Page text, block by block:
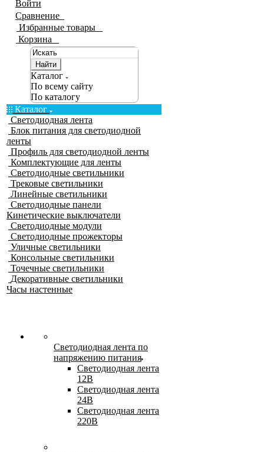
Войти
Сравнение
Избранные товары
Корзина
Найти
Каталог
По всему сайту
По каталогу
Каталог
Светодиодная лента
Блок питания для светодиодной
ленты
Профиль для светодиодной ленты
Комплектующие для ленты
Светодиодные светильники
Трековые светильники
Линейные светильники
Светодиодные панели
Кинетические выключатели
Светодиодные модули
Светодиодные прожекторы
Уличные светильники
Консольные светильники
Точечные светильники
Декоративные светильники
Часы настенные
Светодиодная лента по
напряжению питания
Светодиодная лента
12В
Светодиодная лента
24В
Светодиодная лента
220В